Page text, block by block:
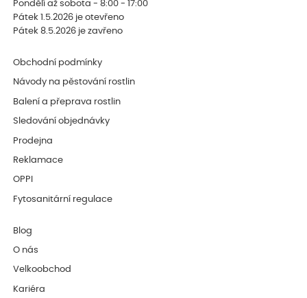
Pondělí až sobota - 8:00 - 17:00
Pátek 1.5.2026 je otevřeno
Pátek 8.5.2026 je zavřeno
Obchodní podmínky
Návody na pěstování rostlin
Balení a přeprava rostlin
Sledování objednávky
Prodejna
Reklamace
OPPI
Fytosanitární regulace
Blog
O nás
Velkoobchod
Kariéra